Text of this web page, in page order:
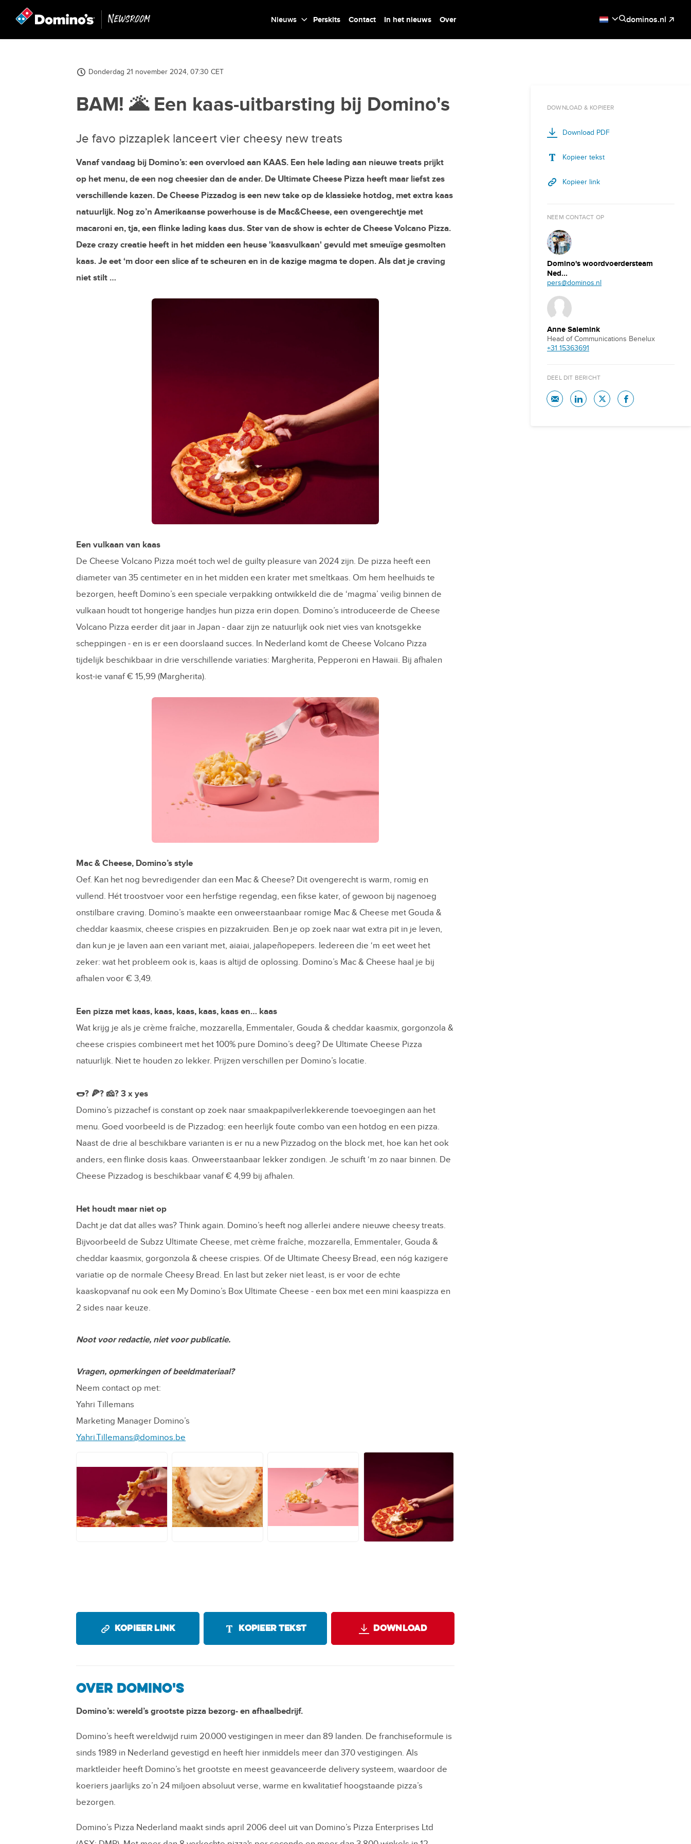
Newsroom Nieuws Perskits Contact In het nieuws Over dominos.nl
Donderdag 21 november 2024, 07:30 CET
BAM! 🌋 Een kaas-uitbarsting bij Domino's
Je favo pizzaplek lanceert vier cheesy new treats
Vanaf vandaag bij Domino’s: een overvloed aan KAAS. Een hele lading aan nieuwe treats prijkt
op het menu, de een nog cheesier dan de ander. De Ultimate Cheese Pizza heeft maar liefst zes
verschillende kazen. De Cheese Pizzadog is een new take op de klassieke hotdog, met extra kaas
natuurlijk. Nog zo’n Amerikaanse powerhouse is de Mac&Cheese, een ovengerechtje met
macaroni en, tja, een flinke lading kaas dus. Ster van de show is echter de Cheese Volcano Pizza.
Deze crazy creatie heeft in het midden een heuse 'kaasvulkaan' gevuld met smeuïge gesmolten
kaas. Je eet ‘m door een slice af te scheuren en in de kazige magma te dopen. Als dat je craving
niet stilt …
Een vulkaan van kaas
De Cheese Volcano Pizza moét toch wel de guilty pleasure van 2024 zijn. De pizza heeft een
diameter van 35 centimeter en in het midden een krater met smeltkaas. Om hem heelhuids te
bezorgen, heeft Domino’s een speciale verpakking ontwikkeld die de ‘magma’ veilig binnen de
vulkaan houdt tot hongerige handjes hun pizza erin dopen. Domino’s introduceerde de Cheese
Volcano Pizza eerder dit jaar in Japan - daar zijn ze natuurlijk ook niet vies van knotsgekke
scheppingen - en is er een doorslaand succes. In Nederland komt de Cheese Volcano Pizza
tijdelijk beschikbaar in drie verschillende variaties: Margherita, Pepperoni en Hawaii. Bij afhalen
kost-ie vanaf € 15,99 (Margherita).
Mac & Cheese, Domino’s style
Oef. Kan het nog bevredigender dan een Mac & Cheese? Dit ovengerecht is warm, romig en
vullend. Hét troostvoer voor een herfstige regendag, een fikse kater, of gewoon bij nagenoeg
onstilbare craving. Domino’s maakte een onweerstaanbaar romige Mac & Cheese met Gouda &
cheddar kaasmix, cheese crispies en pizzakruiden. Ben je op zoek naar wat extra pit in je leven,
dan kun je je laven aan een variant met, aiaiai, jalapeñopepers. Iedereen die ‘m eet weet het
zeker: wat het probleem ook is, kaas is altijd de oplossing. Domino’s Mac & Cheese haal je bij
afhalen voor € 3,49.
Een pizza met kaas, kaas, kaas, kaas, kaas en… kaas
Wat krijg je als je crème fraîche, mozzarella, Emmentaler, Gouda & cheddar kaasmix, gorgonzola &
cheese crispies combineert met het 100% pure Domino’s deeg? De Ultimate Cheese Pizza
natuurlijk. Niet te houden zo lekker. Prijzen verschillen per Domino’s locatie.
🌭? 🍕? 🧀? 3 x yes
Domino’s pizzachef is constant op zoek naar smaakpapilverlekkerende toevoegingen aan het
menu. Goed voorbeeld is de Pizzadog: een heerlijk foute combo van een hotdog en een pizza.
Naast de drie al beschikbare varianten is er nu a new Pizzadog on the block met, hoe kan het ook
anders, een flinke dosis kaas. Onweerstaanbaar lekker zondigen. Je schuift ‘m zo naar binnen. De
Cheese Pizzadog is beschikbaar vanaf € 4,99 bij afhalen.
Het houdt maar niet op
Dacht je dat dat alles was? Think again. Domino’s heeft nog allerlei andere nieuwe cheesy treats.
Bijvoorbeeld de Subzz Ultimate Cheese, met crème fraîche, mozzarella, Emmentaler, Gouda &
cheddar kaasmix, gorgonzola & cheese crispies. Of de Ultimate Cheesy Bread, een nóg kazigere
variatie op de normale Cheesy Bread. En last but zeker niet least, is er voor de echte
kaaskopvanaf nu ook een My Domino’s Box Ultimate Cheese - een box met een mini kaaspizza en
2 sides naar keuze.
Noot voor redactie, niet voor publicatie.
Vragen, opmerkingen of beeldmateriaal?
Neem contact op met:
Yahri Tillemans
Marketing Manager Domino’s
Yahri.Tillemans@dominos.be
JPG JPG JPG
KOPIEER LINK KOPIEER TEKST DOWNLOAD
OVER DOMINO'S
Domino’s: wereld’s grootste pizza bezorg- en afhaalbedrijf.
Domino’s heeft wereldwijd ruim 20.000 vestigingen in meer dan 89 landen. De franchiseformule is
sinds 1989 in Nederland gevestigd en heeft hier inmiddels meer dan 370 vestigingen. Als
marktleider heeft Domino’s het grootste en meest geavanceerde delivery systeem, waardoor de
koeriers jaarlijks zo’n 24 miljoen absoluut verse, warme en kwalitatief hoogstaande pizza’s
bezorgen.
Domino’s Pizza Nederland maakt sinds april 2006 deel uit van Domino’s Pizza Enterprises Ltd
DOWNLOAD & KOPIEER
Download PDF
Kopieer tekst
Kopieer link
NEEM CONTACT OP
Domino's woordvoerdersteam
Ned...
pers@dominos.nl
Anne Salemink
Head of Communications Benelux
+31 15363691
DEEL DIT BERICHT